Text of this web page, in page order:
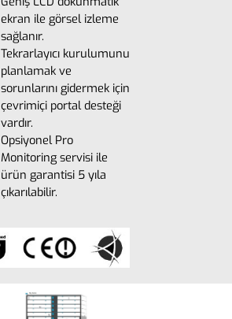
ekran ile görsel izleme
sağlanır.
Tekrarlayıcı kurulumunu
planlamak ve
sorunlarını gidermek için
çevrimiçi portal desteği
vardır.
Opsiyonel Pro
Monitoring servisi ile
ürün garantisi 5 yıla
çıkarılabilir.